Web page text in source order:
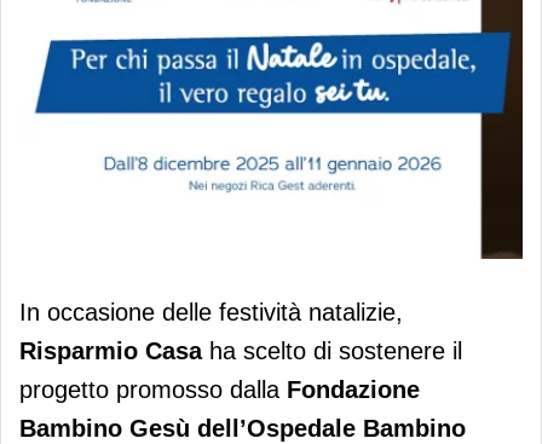
Risparmio Casa raccoglie oltre 60mila
euro per le famiglie del Bambino Gesù
In occasione delle festività natalizie,
Risparmio Casa ha scelto di sostenere il
progetto promosso dalla Fondazione
Bambino Gesù dell’Ospedale Bambino